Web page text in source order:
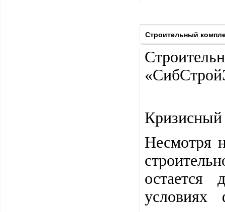
Строительный
Кризисный
Несмотря
остается
условиях